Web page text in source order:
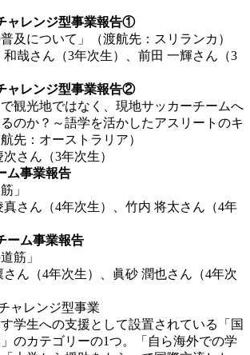
ャレンジ型事業報告①
及について」（渡航先：スリランカ）
和哉さん（3年次生）、前田 一輝さん（3
ャレンジ型事業報告②
で観光地ではなく、現地サッカーチームへ
のか？～語学を活かしたアスリートのキ
先：オーストラリア）
さん（3年次生）
ム事業報告
」
真さん（4年次生）、竹内 将太さん（4年
ーム事業報告
筋」
さん（4年次生）、眞砂 潤也さん（4年次
ャレンジ型事業
学生への支援として設置されている「国
のカテゴリーの1つ。「自ら海外での学